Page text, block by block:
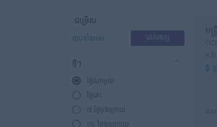
ជម្រើស
លុបទាំងអស់ ដាក់ពាក្យ
ថ្មីៗ
ថ្ងៃណាមួយ
ថ្ងៃនេះ
៧ ថ្ងៃចុងក្រោយ
១៤ ថ្ងៃចុងក្រោយ
ម